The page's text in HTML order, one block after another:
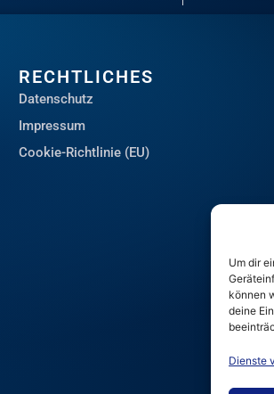
Um dir
können
deine
Dienste
RECHTLICHES
Datenschutz
Impressum
Cookie-Richtlinie (EU)